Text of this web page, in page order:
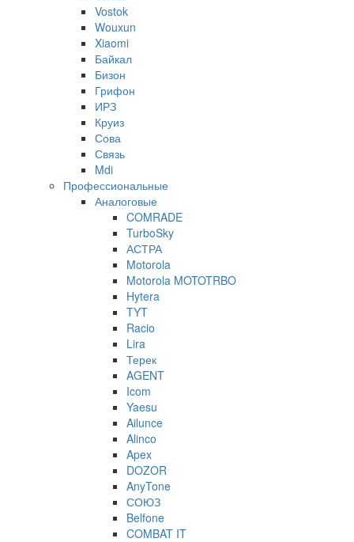
Vostok
Wouxun
Xiaomi
Байкал
Бизон
Грифон
ИРЗ
Круиз
Сова
Связь
Mdi
Профессиональные
Аналоговые
COMRADE
TurboSky
АСТРА
Motorola
Motorola MOTOTRBO
Hytera
TYT
Racio
Lira
Терек
AGENT
Icom
Yaesu
Ailunce
Alinco
Apex
DOZOR
AnyTone
СОЮЗ
Belfone
COMBAT IT